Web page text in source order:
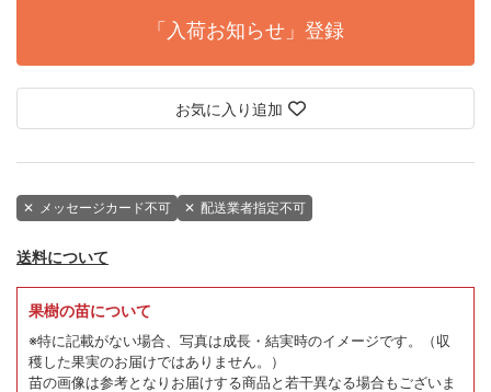
「入荷お知らせ」登録
お気に入り追加
✕ メッセージカード不可 ✕ 配送業者指定不可
送料について
果樹の苗について
※特に記載がない場合、写真は成長・結実時のイメージです。
（収
穫した果実のお届けではありません。）
苗の画像は参考となりお届けする商品と若干異なる場合もございま